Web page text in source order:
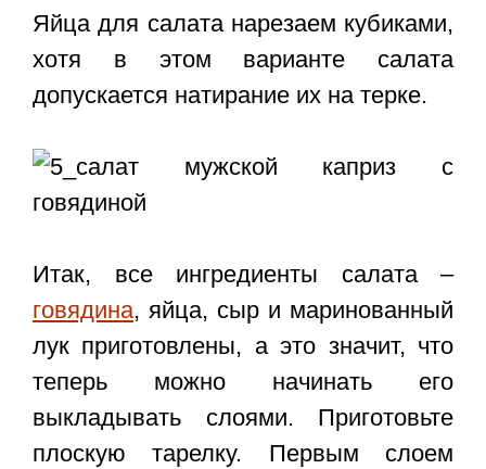
Яйца для салата нарезаем кубиками,
хотя в этом варианте салата
допускается натирание их на терке.
Итак, все ингредиенты салата –
говядина, яйца, сыр и маринованный
лук приготовлены, а это значит, что
теперь можно начинать его
выкладывать слоями. Приготовьте
плоскую тарелку. Первым слоем